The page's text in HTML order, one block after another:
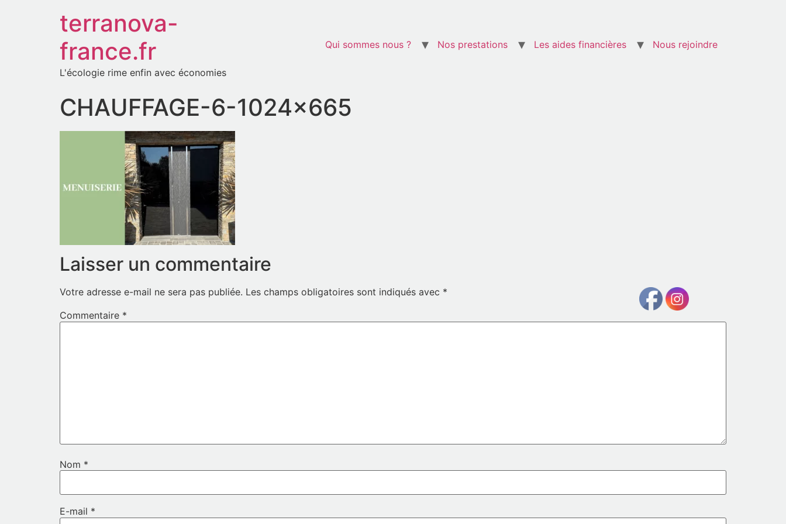
terranova-
france.fr
L'écologie rime enfin avec économies
Qui sommes nous ? Nos prestations Les aides financières Nous rejoindre
CHAUFFAGE-6-1024×665
Laisser un commentaire
Votre adresse e-mail ne sera pas publiée. Les champs obligatoires sont indiqués avec *
Commentaire *
Nom *
E-mail *